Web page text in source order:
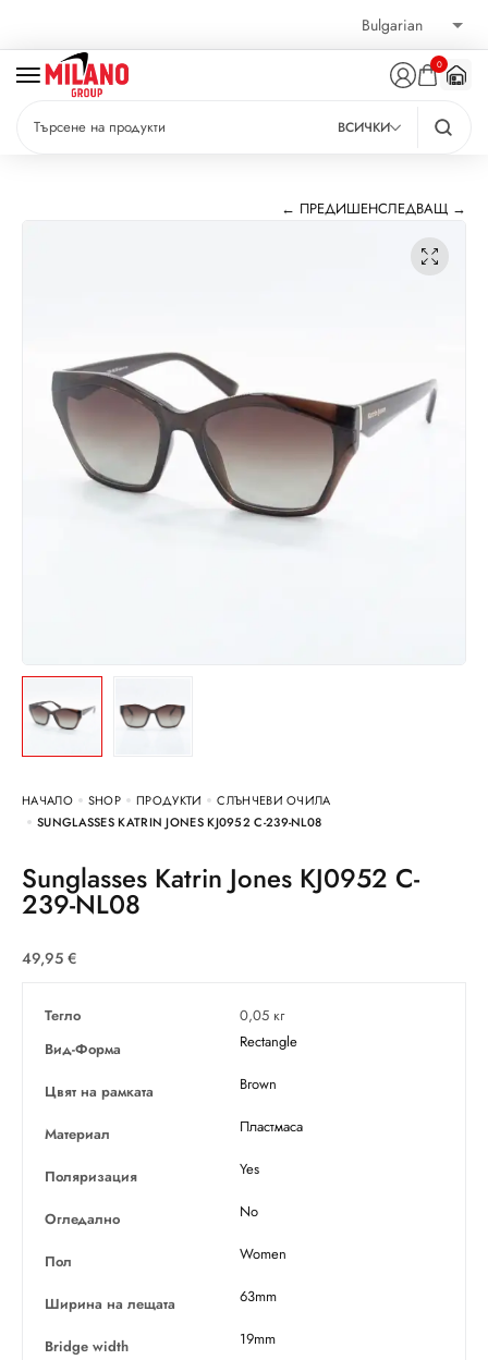
0
ВСИЧКИ
← ПРЕДИШЕНСЛЕДВАЩ →
НАЧАЛО SHOP ПРОДУКТИ
СЛЪНЧЕВИ ОЧИЛА
SUNGLASSES KATRIN JONES KJ0952 C-239-NL08
Sunglasses Katrin Jones KJ0952 C-
239-NL08
49,95 €
Тегло
0,05 кг
Вид-Форма
Rectangle
Цвят на рамката Brown
Материал Пластмаса
Поляризация Yes
Огледално No
Пол Women
Ширина на лещата 63mm
Bridge width 19mm